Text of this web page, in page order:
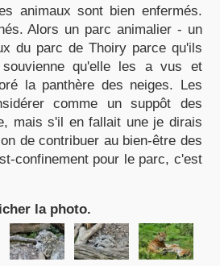
animaux sont bien enfermés.
Alors un parc animalier - un
du parc de Thoiry parce qu'ils
qu'elle les a vus et
la panthère des neiges. Les
comme un suppôt des
mais s'il en fallait une je dirais
de contribuer au bien-être des
confinement pour le parc, c'est
la photo.